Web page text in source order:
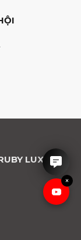
×
LUXURY
được tư